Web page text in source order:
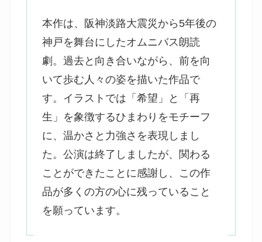
本作は、阪神淡路大震災から5年後の
神戸を舞台にしたオムニバス朗読
劇。過去と向き合いながら、前を向
いて歩む人々の姿を描いた作品で
す。イラストでは「希望」と「再
生」を象徴するひまわりをモチーフ
に、温かさと力強さを表現しまし
た。公演は終了しましたが、関わる
ことができたことに感謝し、この作
品が多くの方の心に残っていること
を願っています。